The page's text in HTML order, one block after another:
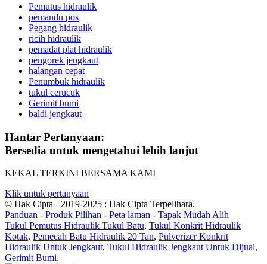
Pemutus hidraulik
pemandu pos
Pegang hidraulik
ricih hidraulik
pemadat plat hidraulik
pengorek jengkaut
halangan cepat
Penumbuk hidraulik
tukul cerucuk
Gerimit bumi
baldi jengkaut
Hantar Pertanyaan:
Bersedia untuk mengetahui lebih lanjut
KEKAL TERKINI BERSAMA KAMI
Klik untuk pertanyaan
© Hak Cipta - 2019-2025 : Hak Cipta Terpelihara.
Panduan - Produk Pilihan - Peta laman - Tapak Mudah Alih
Tukul Pemutus Hidraulik Tukul Batu, Tukul Konkrit Hidraulik
Kotak, Pemecah Batu Hidraulik 20 Tan, Pulverizer Konkrit
Hidraulik Untuk Jengkaut, Tukul Hidraulik Jengkaut Untuk Dijual,
Gerimit Bumi,